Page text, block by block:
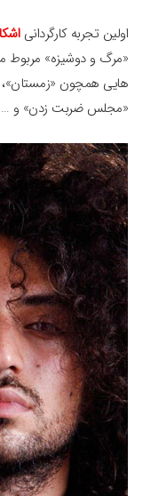
اولین تجربه کارگردانی
«مرگ و دوشیزه» مربوط
هایی همچون «زمستان»،
«مجلس ضربت زدن» و …